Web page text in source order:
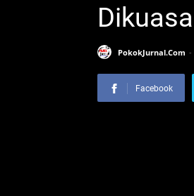
PokokJurnal.Com
Facebook